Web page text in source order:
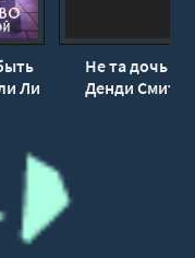
Ли
Не та дочь -
Денди Смит